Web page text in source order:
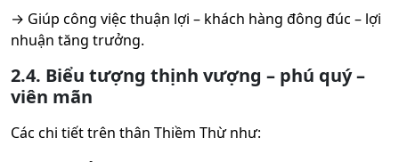
→ Giúp công việc thuận lợi – khách hàng đông đúc – lợi
nhuận tăng trưởng.
2.4. Biểu tượng thịnh vượng – phú quý –
viên mãn
Các chi tiết trên thân Thiềm Thừ như: